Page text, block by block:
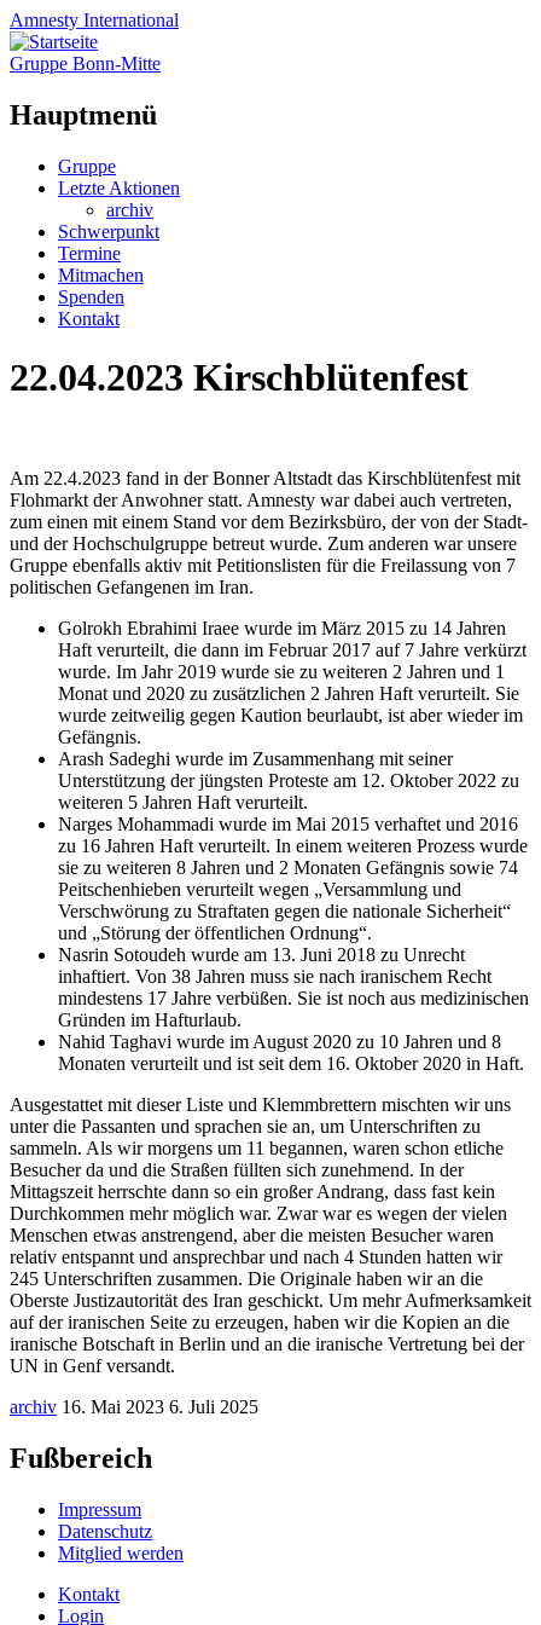
Amnesty International
Gruppe Bonn-Mitte
Hauptmenü
Zum
Inhalt
Gruppe
Letzte Aktionen
archiv
Schwerpunkt
Termine
Mitmachen
Spenden
Kontakt
22.04.2023 Kirschblütenfest
Am 22.4.2023 fand in der Bonner Altstadt das Kirschblütenfest mit
Flohmarkt der Anwohner statt. Amnesty war dabei auch vertreten,
zum einen mit einem Stand vor dem Bezirksbüro, der von der Stadt-
und der Hochschulgruppe betreut wurde. Zum anderen war unsere
Gruppe ebenfalls aktiv mit Petitionslisten für die Freilassung von 7
politischen Gefangenen im Iran.
Golrokh Ebrahimi Iraee wurde im März 2015 zu 14 Jahren
Haft verurteilt, die dann im Februar 2017 auf 7 Jahre verkürzt
wurde. Im Jahr 2019 wurde sie zu weiteren 2 Jahren und 1
Monat und 2020 zu zusätzlichen 2 Jahren Haft verurteilt. Sie
wurde zeitweilig gegen Kaution beurlaubt, ist aber wieder im
Gefängnis.
Arash Sadeghi wurde im Zusammenhang mit seiner
Unterstützung der jüngsten Proteste am 12. Oktober 2022 zu
weiteren 5 Jahren Haft verurteilt.
Narges Mohammadi wurde im Mai 2015 verhaftet und 2016
zu 16 Jahren Haft verurteilt. In einem weiteren Prozess wurde
sie zu weiteren 8 Jahren und 2 Monaten Gefängnis sowie 74
Peitschenhieben verurteilt wegen „Versammlung und
Verschwörung zu Straftaten gegen die nationale Sicherheit“
und „Störung der öffentlichen Ordnung“.
Nasrin Sotoudeh wurde am 13. Juni 2018 zu Unrecht
inhaftiert. Von 38 Jahren muss sie nach iranischem Recht
mindestens 17 Jahre verbüßen. Sie ist noch aus medizinischen
Gründen im Hafturlaub.
Nahid Taghavi wurde im August 2020 zu 10 Jahren und 8
Monaten verurteilt und ist seit dem 16. Oktober 2020 in Haft.
Ausgestattet mit dieser Liste und Klemmbrettern mischten wir uns
unter die Passanten und sprachen sie an, um Unterschriften zu
sammeln. Als wir morgens um 11 begannen, waren schon etliche
Besucher da und die Straßen füllten sich zunehmend. In der
Mittagszeit herrschte dann so ein großer Andrang, dass fast kein
Durchkommen mehr möglich war. Zwar war es wegen der vielen
Menschen etwas anstrengend, aber die meisten Besucher waren
relativ entspannt und ansprechbar und nach 4 Stunden hatten wir
245 Unterschriften zusammen. Die Originale haben wir an die
Oberste Justizautorität des Iran geschickt. Um mehr Aufmerksamkeit
auf der iranischen Seite zu erzeugen, haben wir die Kopien an die
iranische Botschaft in Berlin und an die iranische Vertretung bei der
UN in Genf versandt.
archiv 16. Mai 2023 6. Juli 2025
Fußbereich
Impressum
Datenschutz
Mitglied werden
Kontakt
Login